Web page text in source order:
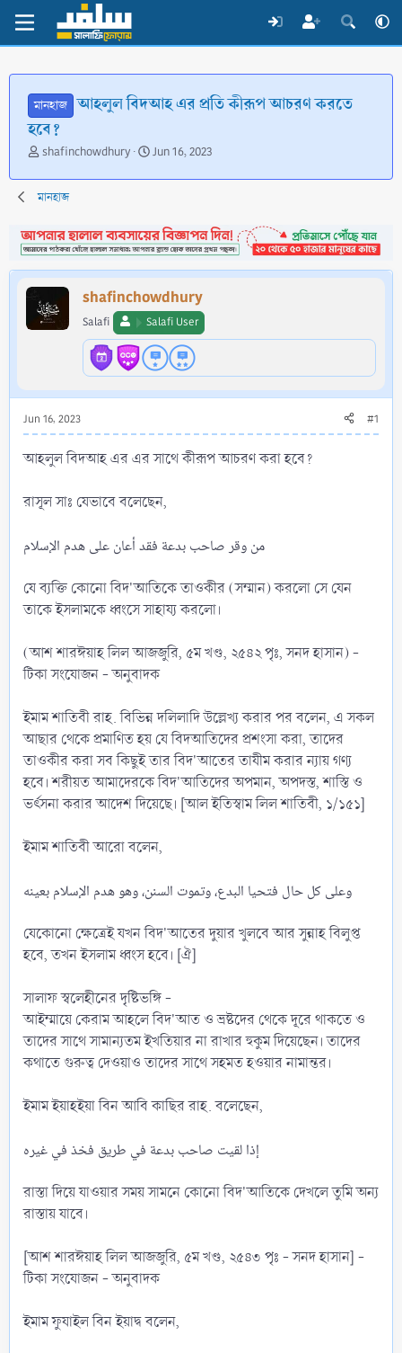
মানহাজ আহলুল বিদআহ এর প্রতি কীরূপ আচরণ করতে
হবে?
T
r
e
d
s
t
a
r
t
shafinchowdhury
S
a
d
a
t
Jun 16, 2023
মানহাজ
shafinchowdhury
Salafi Salafi User
Jun 16, 2023 #1
আহলুল বিদআহ এর এর সাথে কীরূপ আচরণ করা হবে?
রাসূল সাঃ যেভাবে বলেছেন,
من وقر صاحب بدعة فقد أعان على هدم الإسلام
যে ব্যক্তি কোনো বিদ'আতিকে তাওকীর (সম্মান) করলো সে যেন
তাকে ইসলামকে ধ্বংসে সাহায্য করলো।
(আশ শারঈয়াহ লিল আজজুরি, ৫ম খণ্ড, ২৫৪২ পৃঃ, সনদ হাসান) -
টিকা সংযোজন - অনুবাদক
ইমাম শাতিবী রাহ. বিভিন্ন দলিলাদি উল্লেখ্য করার পর বলেন, এ সকল
আছার থেকে প্রমাণিত হয় যে বিদআতিদের প্রশংসা করা, তাদের
তাওকীর করা সব কিছুই তার বিদ'আতের তাযীম করার ন্যায় গণ্য
হবে। শরীয়ত আমাদেরকে বিদ'আতিদের অপমান, অপদস্ত, শাস্তি ও
ভর্ৎসনা করার আদেশ দিয়েছে। [আল ইতিস্বাম লিল শাতিবী, ১/১৫১]
ইমাম শাতিবী আরো বলেন,
وعلى كل حال فتحيا البدع، وتموت السنن، وهو هدم الإسلام بعينه
যেকোনো ক্ষেত্রেই যখন বিদ'আতের দুয়ার খুলবে আর সুন্নাহ বিলুপ্ত
হবে, তখন ইসলাম ধ্বংস হবে। [ঐ]
সালাফ স্বলেহীনের দৃষ্টিভঙ্গি -
আইম্মায়ে কেরাম আহলে বিদ'আত ও ভ্রষ্টদের থেকে দূরে থাকতে ও
তাদের সাথে সামান্যতম ইখতিয়ার না রাখার হুকুম দিয়েছেন। তাদের
কথাতে গুরুত্ব দেওয়াও তাদের সাথে সহমত হওয়ার নামান্তর।
ইমাম ইয়াহইয়া বিন আবি কাছির রাহ. বলেছেন,
إذا لقيت صاحب بدعة في طريق فخذ في غيره
রাস্তা দিয়ে যাওয়ার সময় সামনে কোনো বিদ'আতিকে দেখলে তুমি অন্য
রাস্তায় যাবে।
[আশ শারঈয়াহ লিল আজজুরি, ৫ম খণ্ড, ২৫৪৩ পৃঃ - সনদ হাসান] -
টিকা সংযোজন - অনুবাদক
ইমাম ফুযাইল বিন ইয়াদ্ব বলেন,